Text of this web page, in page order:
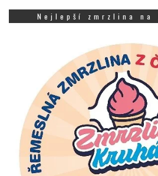
Nejlepší zmrzlina na